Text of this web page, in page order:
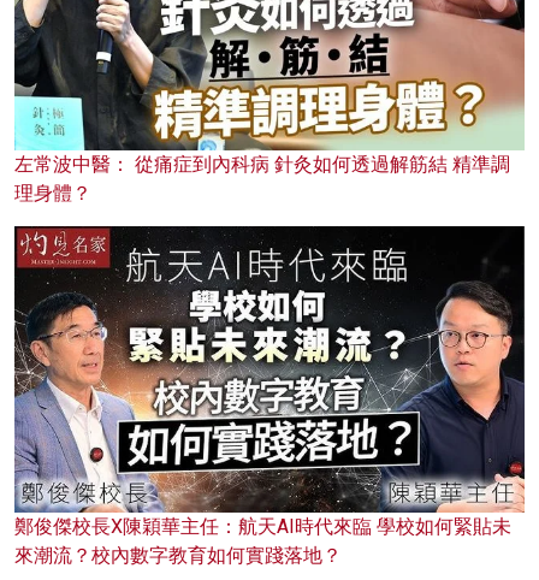
左常波中醫： 從痛症到內科病 針灸如何透過解筋結 精準調
理身體？
鄭俊傑校長X陳穎華主任：航天AI時代來臨 學校如何緊貼未
來潮流？校內數字教育如何實踐落地？